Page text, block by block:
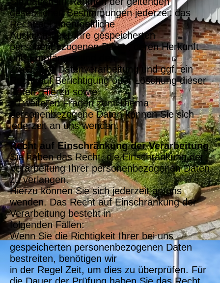
gesetzlichen Bestimmungen jederzeit das
Recht auf unentgeltliche
Auskunft über Ihre gespeicherten
personenbezogenen Daten, deren Herkunft
und Empfänger und den
Zweck der Datenverarbeitung und ggf. ein
Recht auf Berichtigung oder Löschung dieser
Daten. Hierzu sowie
zu weiteren Fragen zum Thema
personenbezogene Daten können Sie sich
jederzeit an uns wenden.
Recht auf Einschränkung der Verarbeitung
Sie haben das Recht, die Einschränkung der
Verarbeitung Ihrer personenbezogenen Daten
zu verlangen.
Hierzu können Sie sich jederzeit an uns
wenden. Das Recht auf Einschränkung der
Verarbeitung besteht in
folgenden Fällen:
Wenn Sie die Richtigkeit Ihrer bei uns
gespeicherten personenbezogenen Daten
bestreiten, benötigen wir
in der Regel Zeit, um dies zu überprüfen. Für